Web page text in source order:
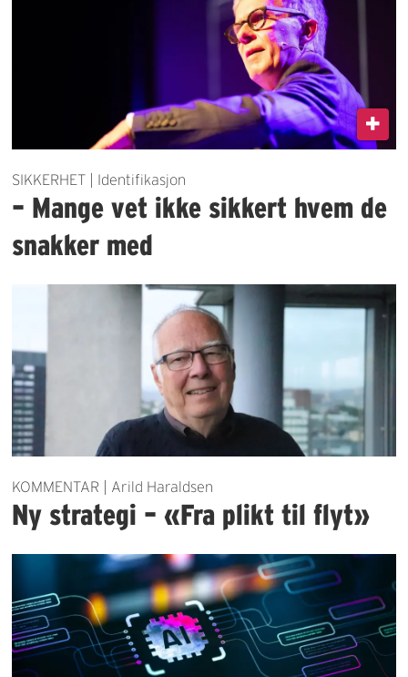
SIKKERHET | Identifikasjon
– Mange vet ikke sikkert hvem de
snakker med
KOMMENTAR | Arild Haraldsen
Ny strategi – «Fra plikt til flyt»